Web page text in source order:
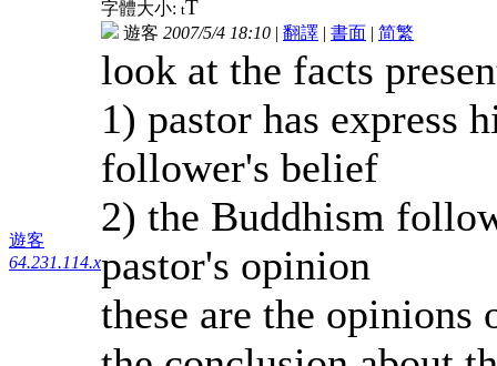
遊客
64.231.114.x
字體大小: tT
遊客 2007/5/4 18:10 | 翻譯 | 書面 | 简繁
look at the facts
1) pastor has express
follower's belief
2) the Buddhism
pastor's opinion
these are the opinions